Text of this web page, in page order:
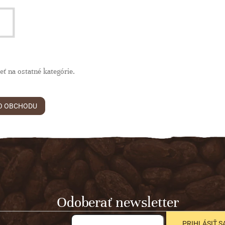
na ostatné kategórie.
OBCHODU
Odoberať newsletter